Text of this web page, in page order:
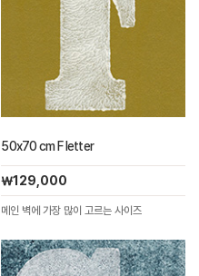
50x70 cm F letter
￦129,000
메인 벽에 가장 많이 고르는 사이즈